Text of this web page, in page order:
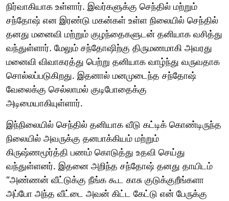
நிர்வாகியாக உள்ளார். இவர்களுக்கு செந்தில் மற்றும்
சந்தோஷ் என இரண்டு மகன்கள் உள்ள நிலையில் செந்தில்
தனது மனைவி மற்றும் குழந்தைகளுடன் தனியாக வசித்து
வந்துள்ளார். மேலும் சந்தோஷிற்கு திருமணமாகி அவரது
மனைவி விவாகரத்து பெற்று தனியாக வாழ்ந்து வருவதாக
சொல்லப்படுகிறது. இதனால் மனமுடைந்த சந்தோஷ்
வேலைக்கு செல்லாமல் குடிபோதைக்கு
அடிமையாகியுள்ளார்.
இந்நிலையில் செந்தில் தனியாக வீடு கட்டிக் கொண்டிருந்த
நிலையில் அவருக்கு தனபாக்கியம் மற்றும்
கிருஷ்ணமூர்த்தி பணம் கொடுத்து உதவி செய்து
வந்துள்ளனர். இதனை அறிந்த சந்தோஷ் தனது தாயிடம்
“அண்ணன் வீட்டுக்கு நீங்க கூட காசு குடுக்குறீங்களா
அப்போ அந்த வீட்டை அவன் கிட்ட கேட்டு என் பேருக்கு